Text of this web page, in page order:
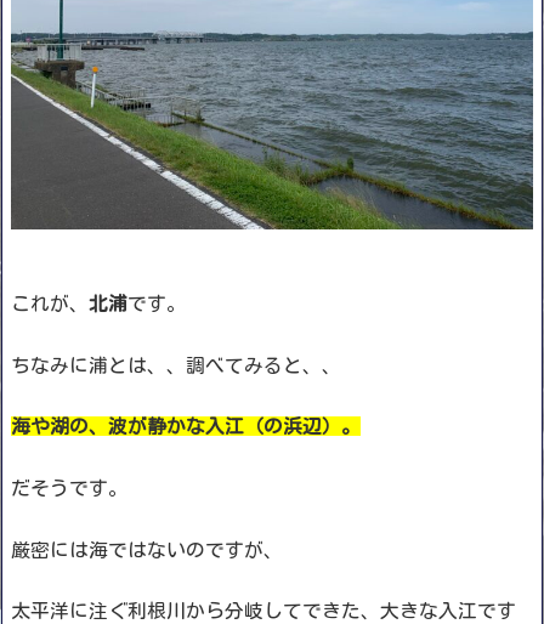
これが、 北浦です。
ちなみに浦とは、、調べてみると、、
海や湖の、波が静かな入江（の浜辺）。
だそうです。
厳密には海ではないのですが、
太平洋に注ぐ利根川から分岐してできた、大きな入江です